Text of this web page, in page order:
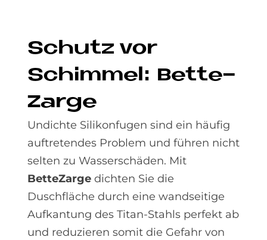
Schu­tz vor
Schim­mel: Bet­te­
Zar­ge
Undichte Silikonfugen sind ein häufig
auftretendes Problem und führen nicht
selten zu Wasserschäden. Mit
BetteZarge dichten Sie die
Duschfläche durch eine wandseitige
Aufkantung des Titan-Stahls perfekt ab
und reduzieren somit die Gefahr von